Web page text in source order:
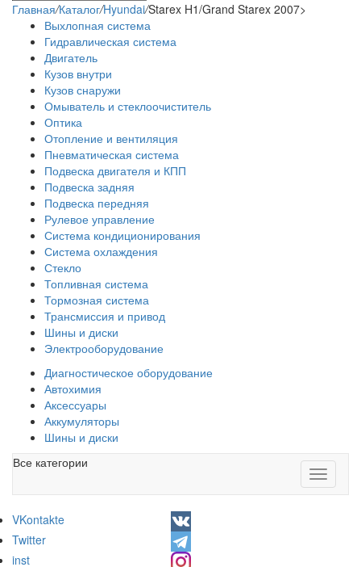
Главная/Каталог/Hyundai/Starex H1/Grand Starex 2007>
Выхлопная система
Гидравлическая система
Двигатель
Кузов внутри
Кузов снаружи
Омыватель и стеклоочиститель
Оптика
Отопление и вентиляция
Пневматическая система
Подвеска двигателя и КПП
Подвеска задняя
Подвеска передняя
Рулевое управление
Система кондиционирования
Система охлаждения
Стекло
Топливная система
Тормозная система
Трансмиссия и привод
Шины и диски
Электрооборудование
Диагностическое оборудование
Автохимия
Аксессуары
Аккумуляторы
Шины и диски
Toggle
Все категории
VKontakte
Twitter
inst